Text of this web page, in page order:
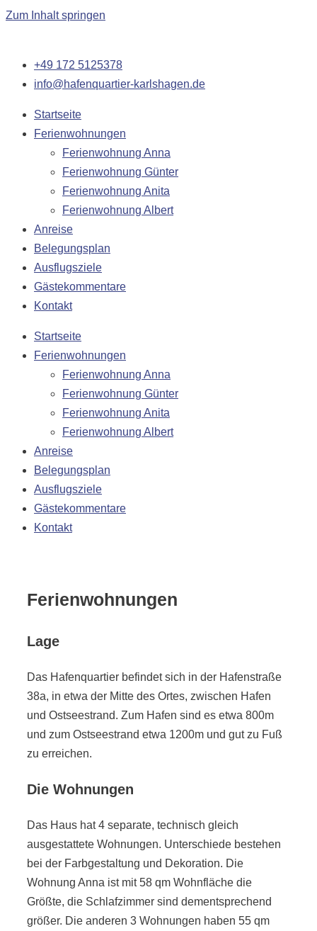
Zum Inhalt springen
+49 172 5125378
info@hafenquartier-karlshagen.de
Startseite
Ferienwohnungen
Ferienwohnung Anna
Ferienwohnung Günter
Ferienwohnung Anita
Ferienwohnung Albert
Anreise
Belegungsplan
Ausflugsziele
Gästekommentare
Kontakt
Startseite
Ferienwohnungen
Ferienwohnung Anna
Ferienwohnung Günter
Ferienwohnung Anita
Ferienwohnung Albert
Anreise
Belegungsplan
Ausflugsziele
Gästekommentare
Kontakt
Ferienwohnungen
Lage
Das Hafenquartier befindet sich in der Hafenstraße
38a, in etwa der Mitte des Ortes, zwischen Hafen
und Ostseestrand. Zum Hafen sind es etwa 800m
und zum Ostseestrand etwa 1200m und gut zu Fuß
zu erreichen.
Die Wohnungen
Das Haus hat 4 separate, technisch gleich
ausgestattete Wohnungen. Unterschiede bestehen
bei der Farbgestaltung und Dekoration. Die
Wohnung Anna ist mit 58 qm Wohnfläche die
Größte, die Schlafzimmer sind dementsprechend
größer. Die anderen 3 Wohnungen haben 55 qm